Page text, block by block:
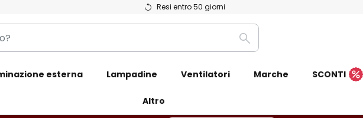
Resi entro 50 giorni
Ricerca
esterna Lampadine Ventilatori Marche SCONTI
Altro